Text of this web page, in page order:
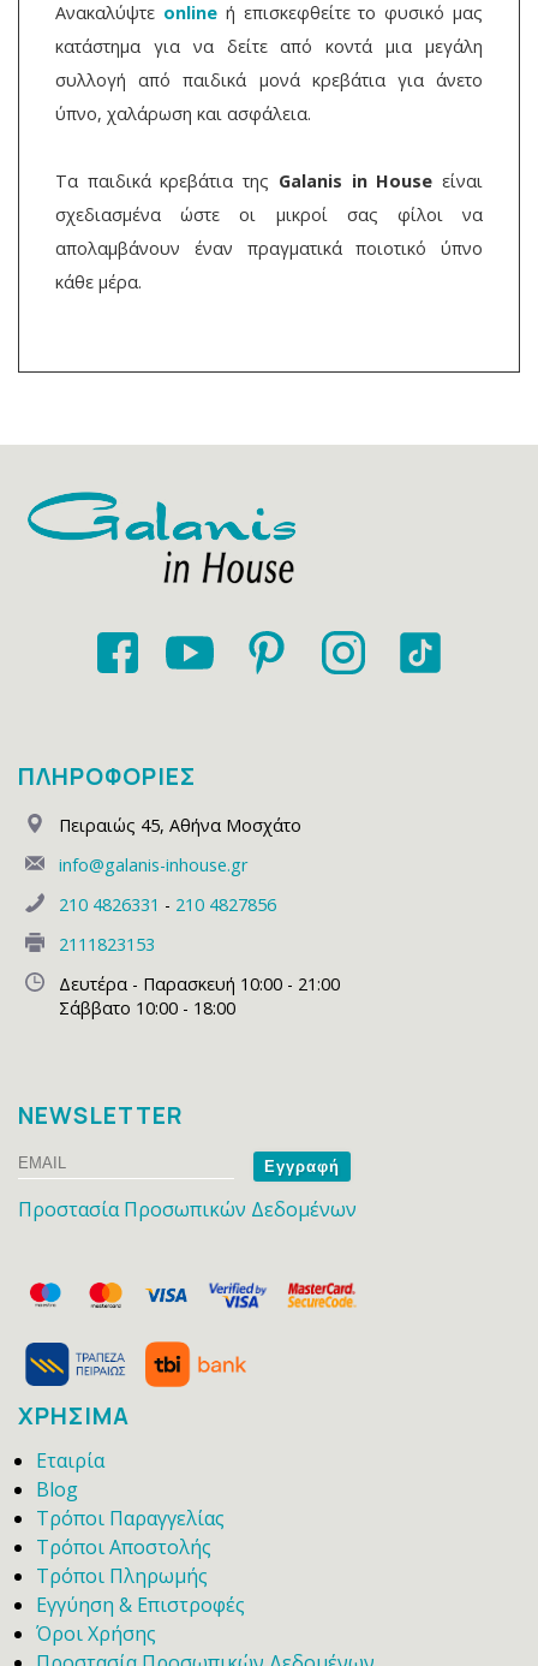
Ανακαλύψτε onlineή επισκεφθείτε το φυσικό μας
κατάστημα για να δείτε από κοντά μια μεγάλη
συλλογή από παιδικά μονά κρεβάτια για άνετο
ύπνο, χαλάρωση και ασφάλεια.
Τα παιδικά κρεβάτια της Galanis in Houseείναι
σχεδιασμένα ώστε οι μικροί σας φίλοι να
απολαμβάνουν έναν πραγματικά ποιοτικό ύπνο
κάθε μέρα.
ΠΛΗΡΟΦΟΡΙΕΣ
Πειραιώς 45, Αθήνα Μοσχάτο
info@galanis-inhouse.gr
210 4826331 - 210 4827856
2111823153
Δευτέρα - Παρασκευή 10:00 - 21:00
Σάββατο 10:00 - 18:00
NEWSLETTER
Email
Name
Προστασία Προσωπικών Δεδομένων
ΧΡΗΣΙΜΑ
Εταιρία
Blog
Τρόποι Παραγγελίας
Τρόποι Αποστολής
Τρόποι Πληρωμής
Εγγύηση & Επιστροφές
Όροι Χρήσης